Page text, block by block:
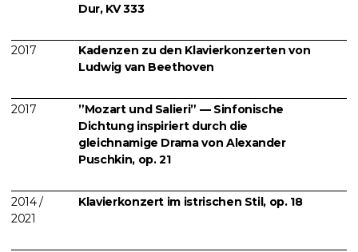
Dur, KV 333
2017
Kadenzen zu den Klavierkonzerten von
Ludwig van Beethoven
2017
”Mozart und Salieri” — Sinfonische
Dichtung inspiriert durch die
gleichnamige Drama von Alexander
Puschkin, op. 21
2014 /
2021
Klavierkonzert im istrischen Stil, op. 18